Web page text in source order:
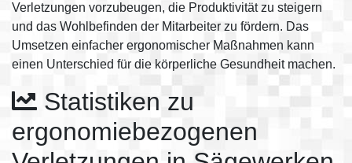
Verletzungen vorzubeugen, die Produktivität zu steigern
und das Wohlbefinden der Mitarbeiter zu fördern. Das
Umsetzen einfacher ergonomischer Maßnahmen kann
einen Unterschied für die körperliche Gesundheit machen.
Statistiken zu
ergonomiebezogenen